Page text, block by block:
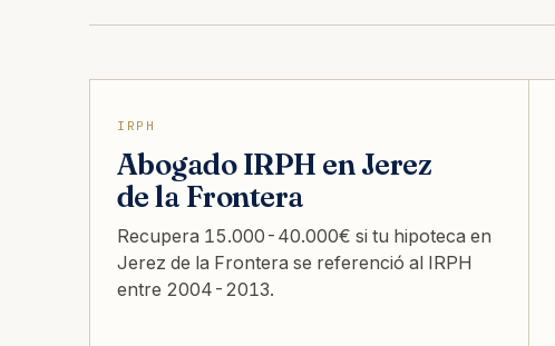
IRPH
Abogado IRPH en Jerez
de la Frontera
Recupera 15.000-40.000€ si tu hipoteca en
Jerez de la Frontera se referenció al IRPH
entre 2004-2013.